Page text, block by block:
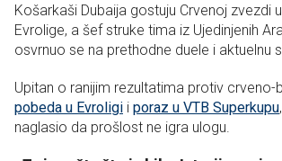
Košarkaši Dubaija gostuju Crvenoj zvezdi
Evrolige, a šef struke tima iz Ujedinjenih
osvrnuo se na prethodne duele i aktuelnu
Upitan o ranijim rezultatima protiv crveno-
pobeda u Evroligi i poraz u VTB Superkupu
naglasio da prošlost ne igra ulogu.